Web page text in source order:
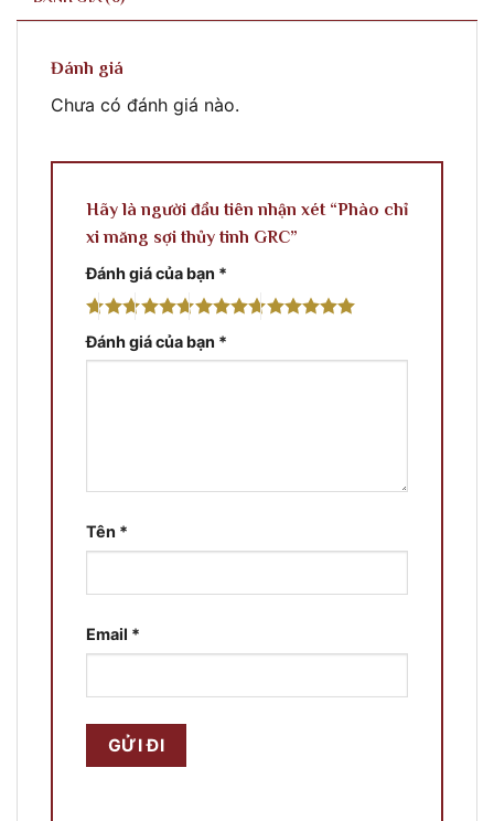
Đánh giá
Chưa có đánh giá nào.
Hãy là người đầu tiên nhận xét “Phào chỉ
xi măng sợi thủy tinh GRC”
Đánh giá của bạn *
Đánh giá của bạn *
Tên *
Email *